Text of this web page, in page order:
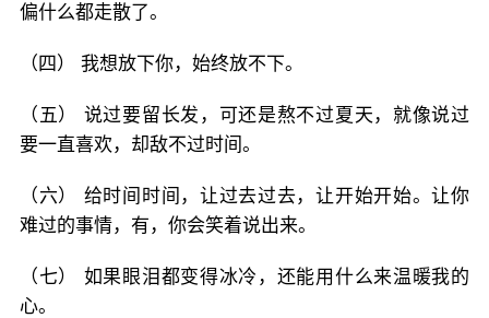
偏什么都走散了。
（四） 我想放下你，始终放不下。
（五） 说过要留长发，可还是熬不过夏天，就像说过
要一直喜欢，却敌不过时间。
（六） 给时间时间，让过去过去，让开始开始。让你
难过的事情，有，你会笑着说出来。
（七） 如果眼泪都变得冰冷，还能用什么来温暖我的
心。